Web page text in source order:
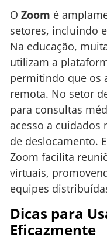
O Zoom é
setores, incluindo
Na educação,
utilizam a
permitindo que os
remota. No setor
para consultas
acesso a cuidados
de deslocamento.
Zoom facilita
virtuais,
equipes
Dicas para
Eficazmente